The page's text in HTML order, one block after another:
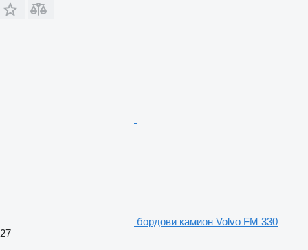
бордови камион Volvo FM 330
27